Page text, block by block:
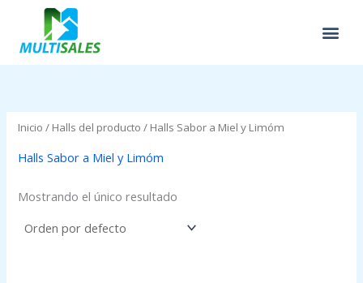
contenido
Inicio / Halls del producto / Halls Sabor a Miel y Limóm
Halls Sabor a Miel y Limóm
Mostrando el único resultado